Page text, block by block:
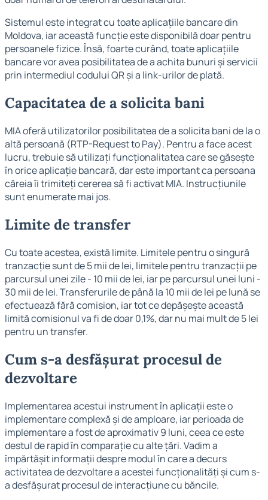
Sistemul este integrat cu toate aplicațiile bancare din
Moldova, iar această funcție este disponibilă doar pentru
persoanele fizice. Însă, foarte curând, toate aplicațiile
bancare vor avea posibilitatea de a achita bunuri și servicii
prin intermediul codului QR și a link-urilor de plată.
Capacitatea de a solicita bani
MIA oferă utilizatorilor posibilitatea de a solicita bani de la o
altă persoană (RTP-Request to Pay). Pentru a face acest
lucru, trebuie să utilizați funcționalitatea care se găsește
în orice aplicație bancară, dar este important ca persoana
căreia îi trimiteți cererea să fi activat MIA. Instrucțiunile
sunt enumerate mai jos.
Limite de transfer
Cu toate acestea, există limite. Limitele pentru o singură
tranzacție sunt de 5 mii de lei, limitele pentru tranzacții pe
parcursul unei zile - 10 mii de lei, iar pe parcursul unei luni -
30 mii de lei. Transferurile de până la 10 mii de lei pe lună se
efectuează fără comision, iar tot ce depășește această
limită comisionul va fi de doar 0,1%, dar nu mai mult de 5 lei
pentru un transfer.
Cum s-a desfășurat procesul de
dezvoltare
Implementarea acestui instrument în aplicații este o
implementare complexă și de amploare, iar perioada de
implementare a fost de aproximativ 9 luni, ceea ce este
destul de rapid în comparație cu alte țări. Vadim a
împărtășit informații despre modul în care a decurs
activitatea de dezvoltare a acestei funcționalități și cum s-
a desfășurat procesul de interacțiune cu băncile.